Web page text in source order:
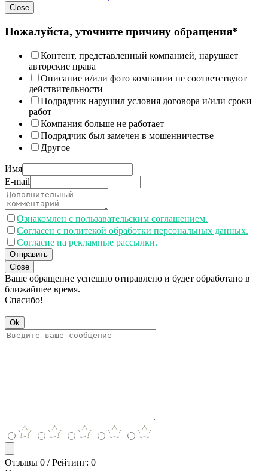
Close
Пожалуйста, уточните причину обращения*
Контент, представленный компанией, нарушает
авторские права
Описание и/или фото компании не соответствуют
действительности
Подрядчик нарушил условия договора и/или сроки
работ
Компания больше не работает
Подрядчик был замечен в мошенничестве
Другое
Имя
E-mail
Ознакомлен с пользавательским соглашением.
Согласен с политекой обработки персональных данных.
Согласие на рекламные рассылки.
Отправить
Close
Ваше обращение успешно отправлено и будет обработано в
ближайшее время.
Спасибо!
Ok
Отзывы 0 / Рейтинг: 0